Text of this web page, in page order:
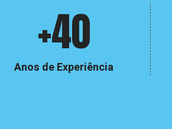
Crinabel
números
+40
Anos de Experiência